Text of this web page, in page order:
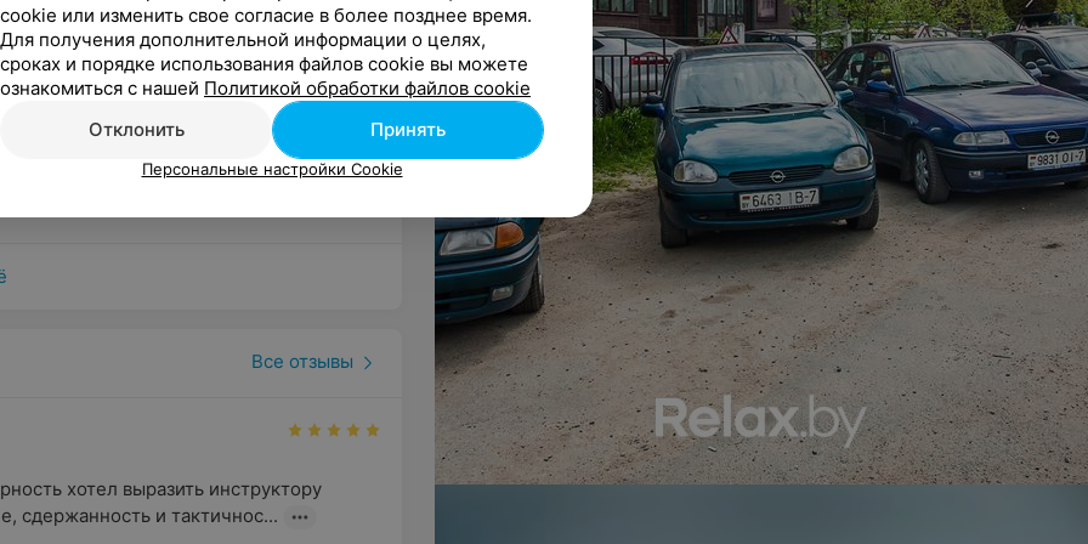
днем, вечером, а также в выходные
недели на сдачу внутренних
обучения вождению.
согласованному с ГАИ, и
2016-2019 года.
(ПДД) и практический курсы
,пл. Свободы,пр-т
, пр-т Победителей,ул.
ул. Интернациональная
ул. Карла
Дворец Республики
Все отзывы
хотел выразить инструктору
сдержанность и тактичнос...
cookie или изменить свое согласие в более позднее время.
Для получения дополнительной информации о целях,
сроках и порядке использования файлов cookie вы можете
ознакомиться с нашей Политикой обработки файлов cookie
Отклонить
Принять
Персональные настройки Cookie